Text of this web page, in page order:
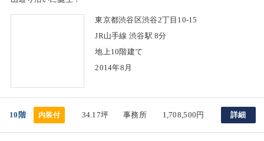
東京都渋谷区渋谷2丁目10-15
JR山手線 渋谷駅 8分
地上10階建て
2014年8月
10階 内装付 34.17坪 事務所 1,708,500円 詳細